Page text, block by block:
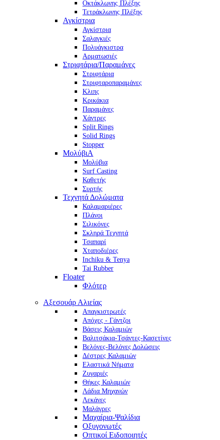
Οκτάκλωνης Πλέξης
Τετράκλωνης Πλέξης
Αγκίστρια
Αγκίστρια
Σαλαγκιές
Πολυάγκιστρα
Αρματωσιές
Στριφτάρια/Παραμάνες
Στριφτάρια
Στριφταροπαραμάνες
Κλιπς
Κρικάκια
Παραμάνες
Χάντρες
Split Rings
Solid Rings
Stopper
ΜολύβιΑ
Μολύβια
Surf Casting
Καθετής
Συρτής
Τεχνητά Δολώματα
Καλαμαριέρες
Πλάνοι
Σιλικόνες
Σκληρά Τεχνητά
Τσαπαρί
Χταποδιέρες
Inchiku & Tenya
Tai Rubber
Floater
Φλότερ
Αξεσουάρ Αλιείας
Απαγκιστρωτές
Απόχες - Γάντζοι
Βάσεις Καλαμιών
Βαλιτσάκια-Τσάντες-Κασετίνες
Βελόνες-Βελόνες Δολώσεις
Δέστρες Καλαμιών
Ελαστικά Νήματα
Ζυγαριές
Θήκες Καλαμιών
Λάδια Μηχανών
Λεκάνες
Μαλάγρες
Μαχαίρια-Ψαλίδια
Οξυγονωτές
Οπτικοί Ειδοποιητές